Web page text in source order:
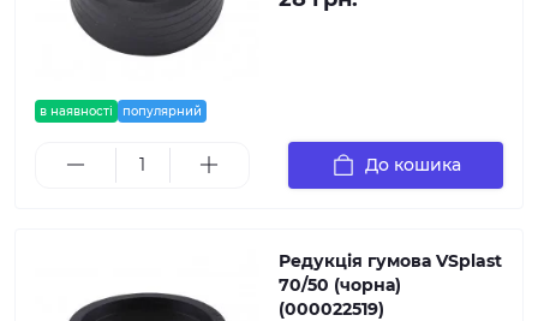
в наявності популярний
До кошика
Редукція гумова VSplast
70/50 (чорна)
(000022519)